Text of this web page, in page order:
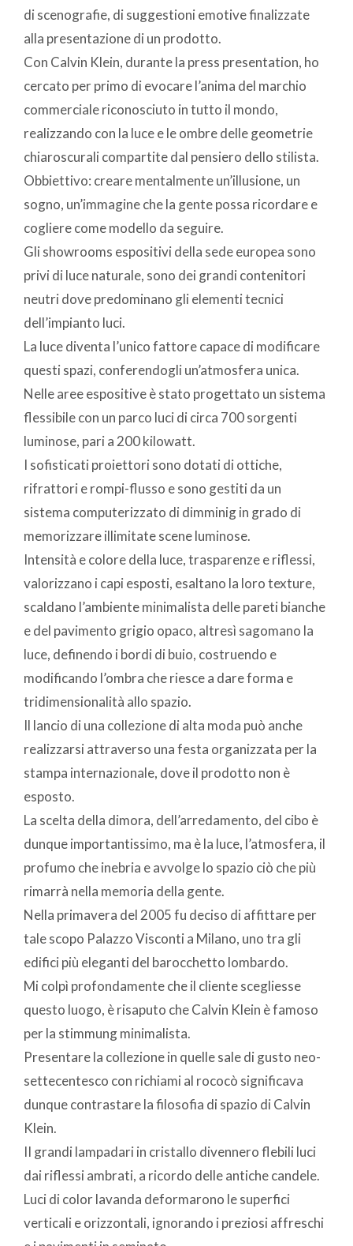
di scenografie, di suggestioni emotive finalizzate
alla presentazione di un prodotto.
Con Calvin Klein, durante la press presentation, ho
cercato per primo di evocare l’anima del marchio
commerciale riconosciuto in tutto il mondo,
realizzando con la luce e le ombre delle geometrie
chiaroscurali compartite dal pensiero dello stilista.
Obbiettivo: creare mentalmente un’illusione, un
sogno, un’immagine che la gente possa ricordare e
cogliere come modello da seguire.
Gli showrooms espositivi della sede europea sono
privi di luce naturale, sono dei grandi contenitori
neutri dove predominano gli elementi tecnici
dell’impianto luci.
La luce diventa l’unico fattore capace di modificare
questi spazi, conferendogli un’atmosfera unica.
Nelle aree espositive è stato progettato un sistema
flessibile con un parco luci di circa 700 sorgenti
luminose, pari a 200 kilowatt.
I sofisticati proiettori sono dotati di ottiche,
rifrattori e rompi-flusso e sono gestiti da un
sistema computerizzato di dimminig in grado di
memorizzare illimitate scene luminose.
Intensità e colore della luce, trasparenze e riflessi,
valorizzano i capi esposti, esaltano la loro texture,
scaldano l’ambiente minimalista delle pareti bianche
e del pavimento grigio opaco, altresì sagomano la
luce, definendo i bordi di buio, costruendo e
modificando l’ombra che riesce a dare forma e
tridimensionalità allo spazio.
Il lancio di una collezione di alta moda può anche
realizzarsi attraverso una festa organizzata per la
stampa internazionale, dove il prodotto non è
esposto.
La scelta della dimora, dell’arredamento, del cibo è
dunque importantissimo, ma è la luce, l’atmosfera, il
profumo che inebria e avvolge lo spazio ciò che più
rimarrà nella memoria della gente.
Nella primavera del 2005 fu deciso di affittare per
tale scopo Palazzo Visconti a Milano, uno tra gli
edifici più eleganti del barocchetto lombardo.
Mi colpì profondamente che il cliente scegliesse
questo luogo, è risaputo che Calvin Klein è famoso
per la stimmung minimalista.
Presentare la collezione in quelle sale di gusto neo-
settecentesco con richiami al rococò significava
dunque contrastare la filosofia di spazio di Calvin
Klein.
II grandi lampadari in cristallo divennero flebili luci
dai riflessi ambrati, a ricordo delle antiche candele.
Luci di color lavanda deformarono le superfici
verticali e orizzontali, ignorando i preziosi affreschi